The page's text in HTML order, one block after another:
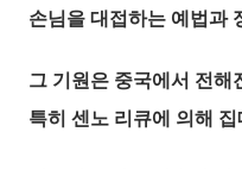
손님을 대접하는 예법과
그 기원은 중국에서 전해
특히 센노 리큐에 의해